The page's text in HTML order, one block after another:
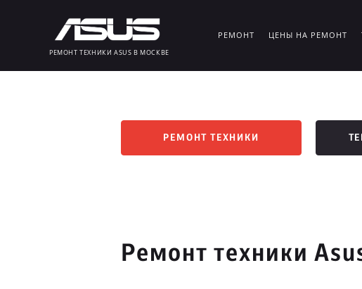
РЕМОНТ ТЕХНИКИ ASUS В МОСКВЕ
РЕМОНТ ЦЕНЫ НА РЕМОНТ
РЕМОНТ ТЕХНИКИ
Ремонт техники